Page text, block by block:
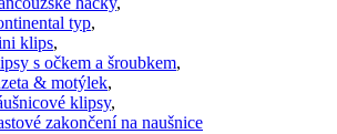
typ,
klips,
s očkem a šroubkem,
& motýlek,
klipsy,
zakončení na naušnice